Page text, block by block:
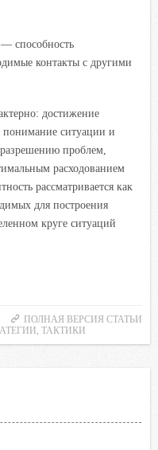
— способность
контакты с другими
достижение
ситуации и
проблем,
расходованием
рассматривается как
для построения
круге ситуаций
ПОЛНАЯ ВЕРСИЯ СТАТЬИ
ТАКТИКИ